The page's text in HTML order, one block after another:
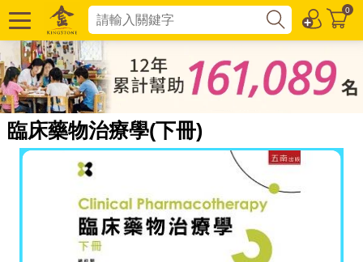
0
臨床藥物治療學(下冊)